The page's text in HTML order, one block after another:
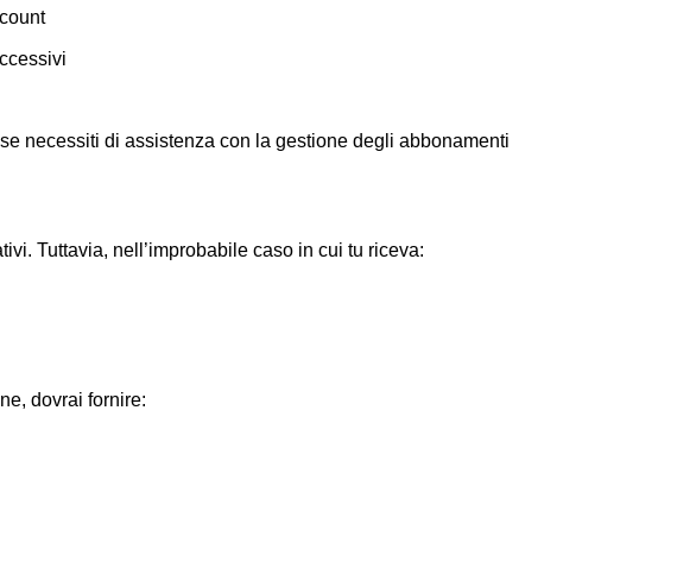
necessiti di assistenza con la gestione degli abbonamenti
Tuttavia, nell’improbabile caso in cui tu riceva:
dovrai fornire: